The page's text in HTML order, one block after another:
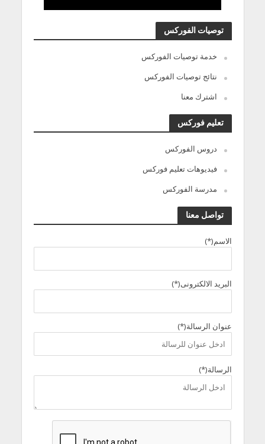
توصيات الفوركس
خدمة توصيات الفوركس
نتائج توصيات الفوركس
اشترك معنا
تعليم فوركس
دروس الفوركس
فيديوهات تعليم فوركس
مدرسة الفوركس
تواصل معنا
الاسم(*)
البريد الالكترونى(*)
عنوان الرسالة(*)
الرسالة(*)